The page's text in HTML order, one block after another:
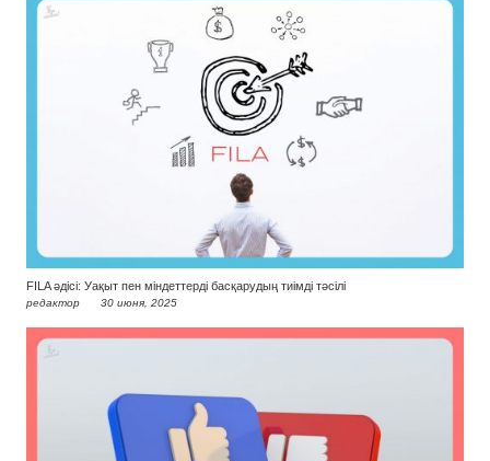
FILA әдісі: Уақыт пен міндеттерді басқарудың тиімді тәсілі
редактор 30 июня, 2025